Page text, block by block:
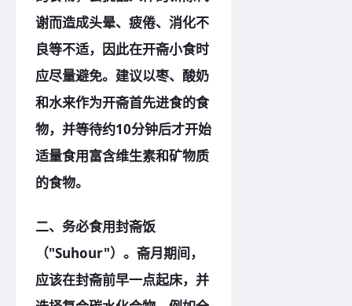
谢而造成头晕、疲倦、消化不
良等不适，因此在开斋小食时
应尽量避免。建议以枣、酸奶
和水来作为开斋首先进食的食
物，并等待约10分钟后才开始
适量食用富含维生素和矿物质
的食物。
二、务必食用封斋饭
（"Suhour"）。斋月期间，
应该在封斋前早一点起床，并